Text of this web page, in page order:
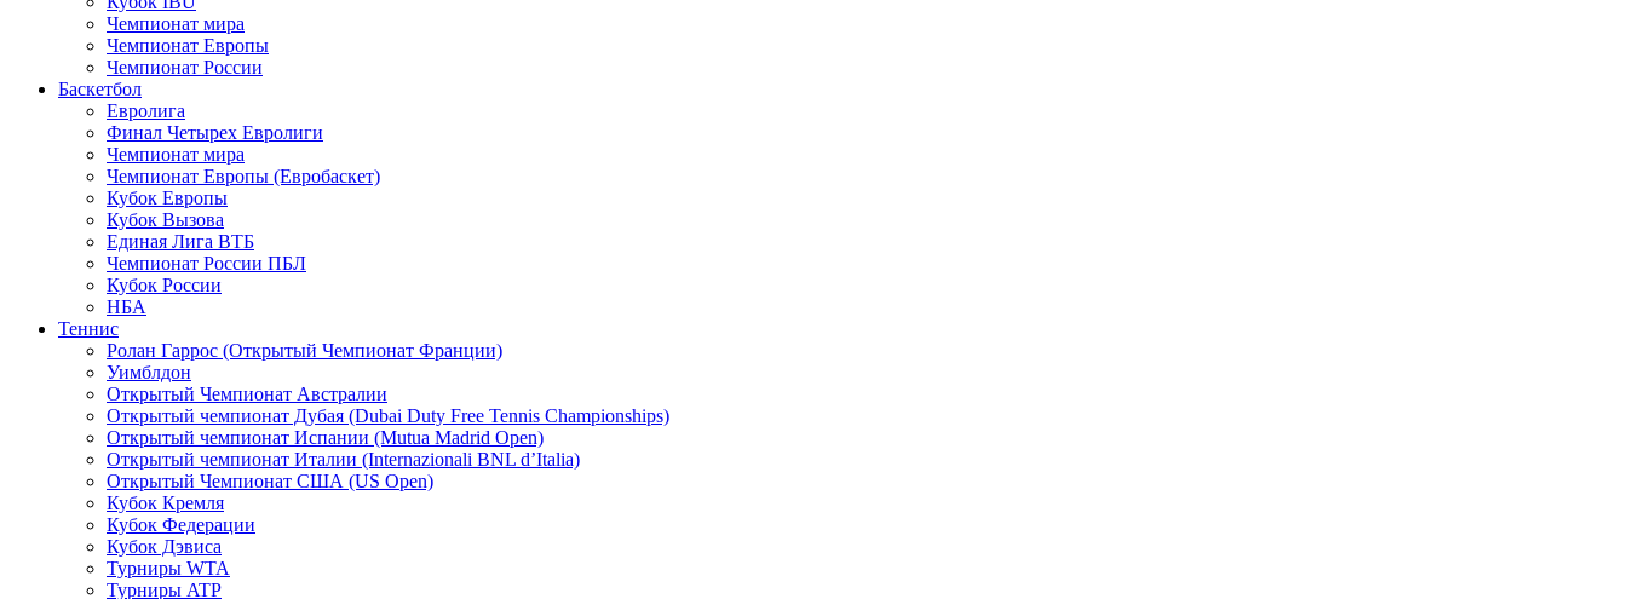
Чемпионат мира
Чемпионат Европы
Чемпионат России
Баскетбол
Евролига
Финал Четырех Евролиги
Чемпионат мира
Чемпионат Европы (Евробаскет)
Кубок Европы
Кубок Вызова
Единая Лига ВТБ
Чемпионат России ПБЛ
Кубок России
НБА
Теннис
Ролан Гаррос (Открытый Чемпионат Франции)
Уимблдон
Открытый Чемпионат Австралии
Открытый чемпионат Дубая (Dubai Duty Free Tennis Championships)
Открытый чемпионат Испании (Mutua Madrid Open)
Открытый чемпионат Италии (Internazionali BNL d’Italia)
Открытый Чемпионат США (US Open)
Кубок Кремля
Кубок Федерации
Кубок Дэвиса
Турниры WTA
Турниры ATP